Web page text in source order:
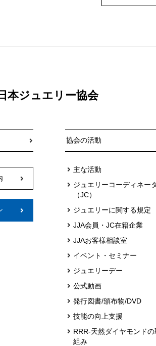
本ジュエリー協会
協会の活動
主な活動
ジュエリーコーディネー
（JC）
ジュエリーに関する規定
JJA会員・JC在籍企業
JJAお客様相談室
イベント・セミナー
ジュエリーデー
公式動画
発行図書/頒布物/DVD
技能の向上支援
RRR-天然ダイヤモンドの
組み